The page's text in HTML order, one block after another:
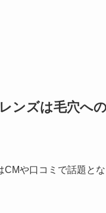
ンズは毛穴へ
CMや口コミで話題と